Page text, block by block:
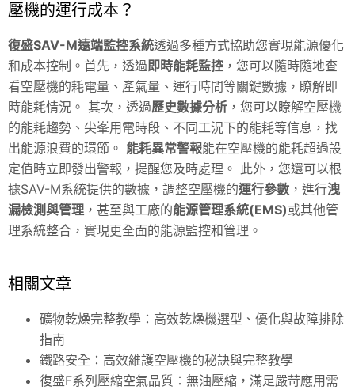
壓機的運行成本？
復盛SAV-M遠端監控系統透過多種方式協助您實現能源優化
和成本控制。首先，透過即時能耗監控 ，您可以隨時隨地查
看空壓機的耗電量、產氣量、運行時間等關鍵數據，瞭解即
時能耗情況。 其次，透過歷史數據分析 ，您可以瞭解空壓機
的能耗趨勢、尖峯用電時段、不同工況下的能耗等信息，找
出能源浪費的環節。 能耗異常警報能在空壓機的能耗超過設
定值時立即發出警報，提醒您及時處理。 此外，您還可以根
據SAV-M系統提供的數據，調整空壓機的運行參數 ，進行洩
漏檢測與管理 ，甚至與工廠的能源管理系統(EMS)或其他管
理系統整合，實現更全面的能源監控和管理。
相關文章
礦物乾燥完整教學：高效乾燥機選型、優化與故障排除
指南
鐵路安全：高效維護空壓機的秘訣與完整教學
復盛F系列壓縮空氣品質：無油壓縮，滿足嚴苛應用需